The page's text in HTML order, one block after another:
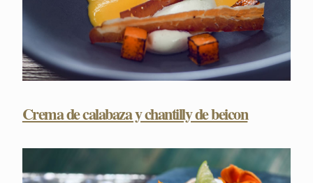
Crema de calabaza y chantilly de beicon